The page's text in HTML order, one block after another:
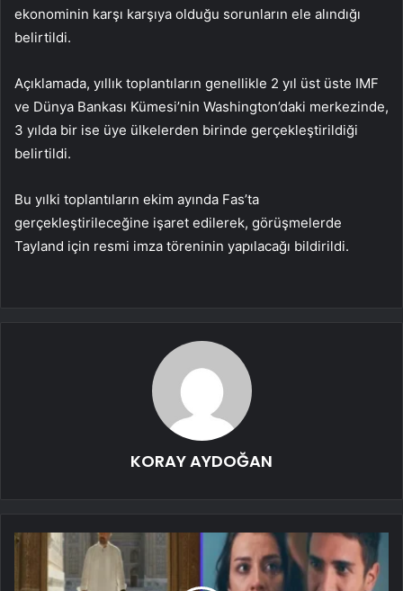
ekonominin karşı karşıya olduğu sorunların ele alındığı
belirtildi.
Açıklamada, yıllık toplantıların genellikle 2 yıl üst üste IMF
ve Dünya Bankası Kümesi’nin Washington’daki merkezinde,
3 yılda bir ise üye ülkelerden birinde gerçekleştirildiği
belirtildi.
Bu yılki toplantıların ekim ayında Fas’ta
gerçekleştirileceğine işaret edilerek, görüşmelerde
Tayland için resmi imza töreninin yapılacağı bildirildi.
KORAY AYDOĞAN